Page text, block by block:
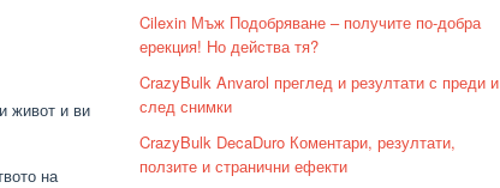
живот и ви
на
Cilexin Мъж Подобряване – получите по-добра
ерекция! Но действа тя?
CrazyBulk Anvarol преглед и резултати с преди и
след снимки
CrazyBulk DecaDuro Коментари, резултати,
ползите и странични ефекти